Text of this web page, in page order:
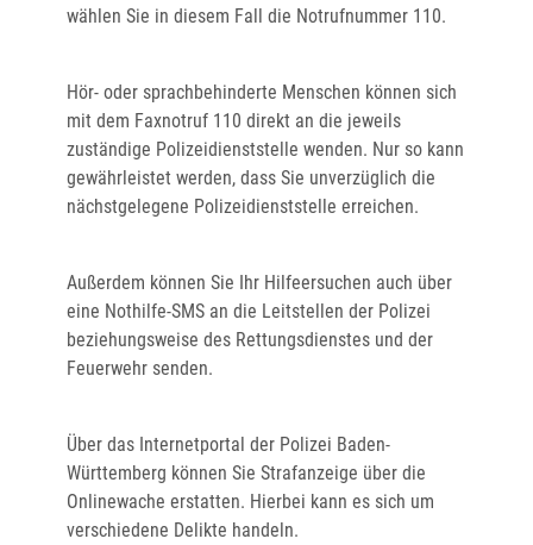
wählen Sie in diesem Fall die Notrufnummer 110.
Hör- oder sprachbehinderte Menschen können sich
mit dem Faxnotruf 110 direkt an die jeweils
zuständige Polizeidienststelle wenden. Nur so kann
gewährleistet werden, dass Sie unverzüglich die
nächstgelegene Polizeidienststelle erreichen.
Außerdem können Sie Ihr Hilfeersuchen auch über
eine Nothilfe-SMS an die Leitstellen der Polizei
beziehungsweise des Rettungsdienstes und der
Feuerwehr senden.
Über das Internetportal der Polizei Baden-
Württemberg können Sie Strafanzeige über die
Onlinewache erstatten. Hierbei kann es sich um
verschiedene Delikte handeln.